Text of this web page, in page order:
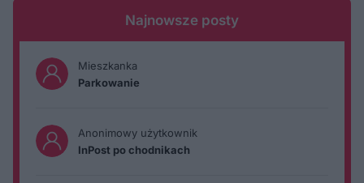
Najnowsze posty
Mieszkanka
Parkowanie
Anonimowy użytkownik
InPost po chodnikach